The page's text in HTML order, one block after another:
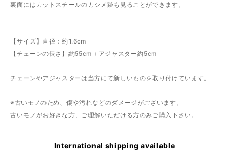
裏面にはカットスチールのカシメ跡も見ることができます。
【サイズ】直径：約1.6cm
【チェーンの長さ】約55cm＋アジャスター約5cm
チェーンやアジャスターは当方にて新しいものを取り付けています。
※古いモノのため、傷や汚れなどのダメージがございます。
古いモノがお好きな方、ご理解いただける方のみご購入下さい。
International shipping available